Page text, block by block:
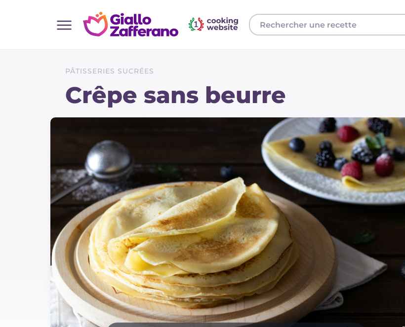
Toutes les recettes
Plats principaux
Accompagnement
Pizzas et focaccia
Gateaux et patisserie
Dernieres recettes
IT Website
PÂTISSERIES SUCRÉES
Crêpe sans beurre